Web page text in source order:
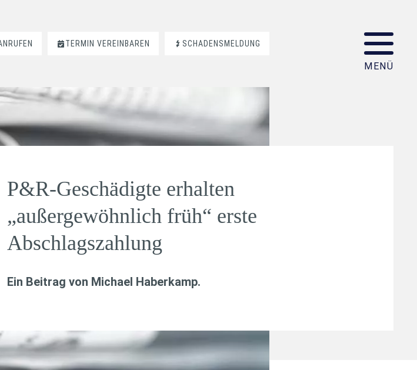
TERMIN VEREINBAREN SCHADENSMELDUNG
P&R-Geschädigte erhalten
„außergewöhnlich früh“ erste
Abschlagszahlung
Ein Beitrag von Michael Haberkamp.